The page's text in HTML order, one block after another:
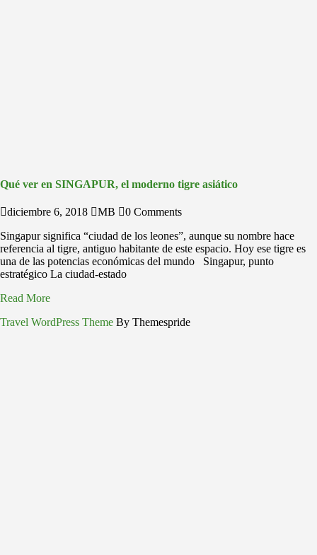
Qué ver en SINGAPUR, el moderno tigre asiático
diciembre 6, 2018 MB
0 Comments
Singapur significa “ciudad de los leones”, aunque su nombre hace
referencia al tigre, antiguo habitante de este espacio. Hoy ese tigre es
una de las potencias económicas del mundo Singapur, punto
estratégico La ciudad-estado
Read More
Travel WordPress Theme By Themespride